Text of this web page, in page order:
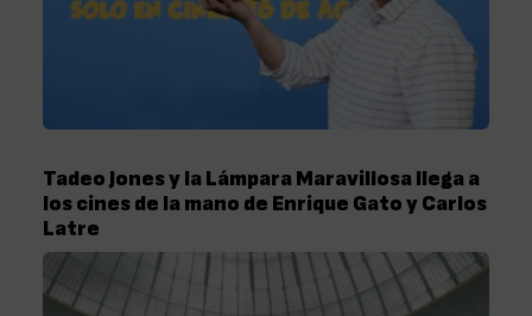
Tadeo Jones y la Lámpara Maravillosa llega a
los cines de la mano de Enrique Gato y Carlos
Latre